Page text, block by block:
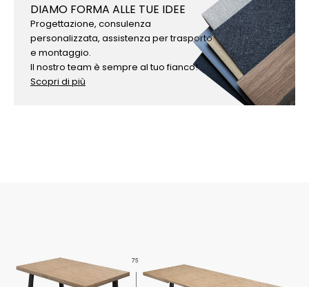
DIAMO FORMA ALLE TUE IDEE
Progettazione, consulenza
personalizzata, assistenza per trasporto
e montaggio.
Il nostro team è sempre al tuo fianco!
Scopri di più